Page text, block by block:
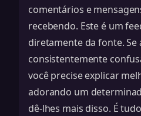
comentários e
recebendo. Este é um
diretamente da fonte. Se
consistentemente
você precise explicar
adorando um
dê-lhes mais disso. É